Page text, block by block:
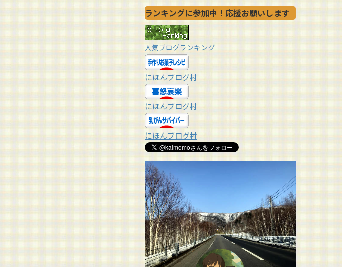
ランキングに参加中！応援お願いします
人気ブログランキング
にほんブログ村
にほんブログ村
にほんブログ村